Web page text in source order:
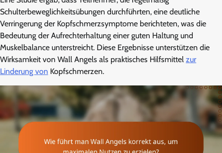
Schulterbeweglichkeitsübungen durchführten, eine deutliche
Verringerung der Kopfschmerzsymptome berichteten, was die
Bedeutung der Aufrechterhaltung einer guten Haltung und
Muskelbalance unterstreicht. Diese Ergebnisse unterstützen die
Wirksamkeit von Wall Angels als praktisches Hilfsmittel zur
Linderung von Kopfschmerzen.